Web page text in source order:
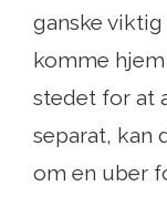
ganske
komme
stedet for at
separat, kan
om en uber